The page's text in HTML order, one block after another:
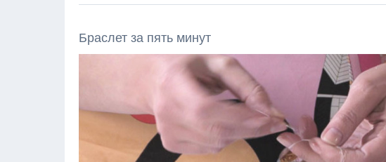
Браслет за пять минут